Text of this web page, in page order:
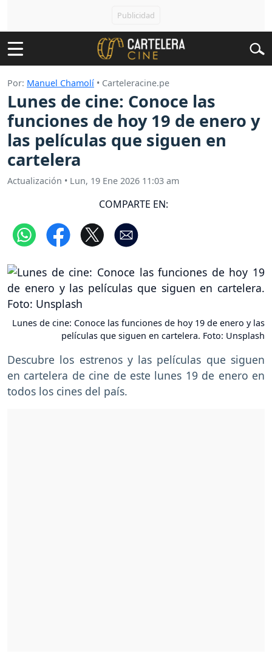
Por: Manuel Chamolí • Carteleracine.pe
Lunes de cine: Conoce las
funciones de hoy 19 de enero y
las películas que siguen en
cartelera
Actualización • Lun, 19 Ene 2026 11:03 am
COMPARTE EN:
Lunes de cine: Conoce las funciones de hoy 19 de enero y las
películas que siguen en cartelera. Foto: Unsplash
Descubre los estrenos y las películas que siguen
en cartelera de cine de este lunes 19 de enero en
todos los cines del país.